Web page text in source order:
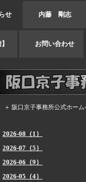
せ 内藤 剛志
お問い合わせ
＋ 阪口京子事務所公式ホーム
2026-08（1）
2026-07（5）
2026-06（9）
2026-05（4）